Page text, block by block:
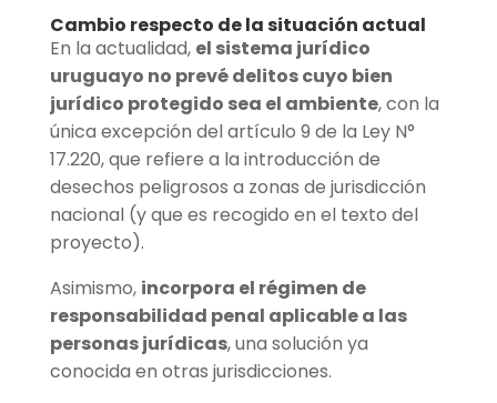
Cambio respecto de la situación actual
En la actualidad, el sistema jurídico
uruguayo no prevé delitos cuyo bien
jurídico protegido sea el ambiente, con la
única excepción del artículo 9 de la Ley N°
17.220, que refiere a la introducción de
desechos peligrosos a zonas de jurisdicción
nacional (y que es recogido en el texto del
proyecto).
Asimismo, incorpora el régimen de
responsabilidad penal aplicable a las
personas jurídicas, una solución ya
conocida en otras jurisdicciones.